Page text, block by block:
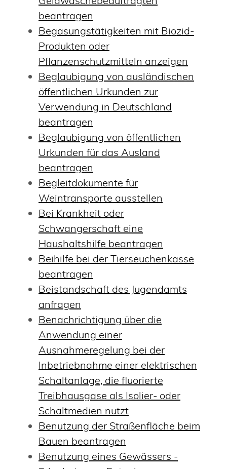
beantragen
Begasungstätigkeiten mit Biozid-
Produkten oder
Pflanzenschutzmitteln anzeigen
Beglaubigung von ausländischen
öffentlichen Urkunden zur
Verwendung in Deutschland
beantragen
Beglaubigung von öffentlichen
Urkunden für das Ausland
beantragen
Begleitdokumente für
Weintransporte ausstellen
Bei Krankheit oder
Schwangerschaft eine
Haushaltshilfe beantragen
Beihilfe bei der Tierseuchenkasse
beantragen
Beistandschaft des Jugendamts
anfragen
Benachrichtigung über die
Anwendung einer
Ausnahmeregelung bei der
Inbetriebnahme einer elektrischen
Schaltanlage, die fluorierte
Treibhausgase als Isolier- oder
Schaltmedien nutzt
Benutzung der Straßenfläche beim
Bauen beantragen
Benutzung eines Gewässers -